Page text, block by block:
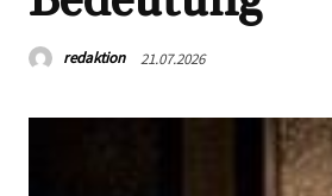
redaktion 21.07.2026